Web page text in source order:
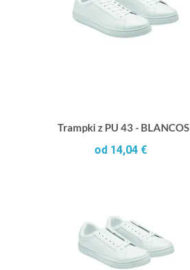
Trampki z PU 43 - BLANCOS
od 14,04 €